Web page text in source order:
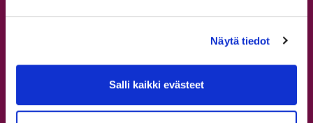
Näytä tiedot
Salli kaikki evästeet
Opettajat
Tervetuloa StepUp Schooliin!
Aikuisten tanssitunnit